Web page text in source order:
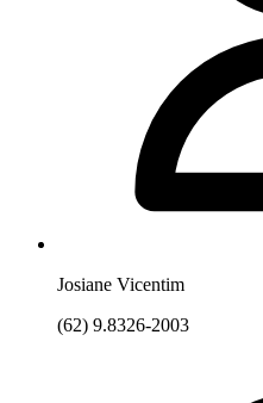
Josiane Vicentim
(62) 9.8326-2003